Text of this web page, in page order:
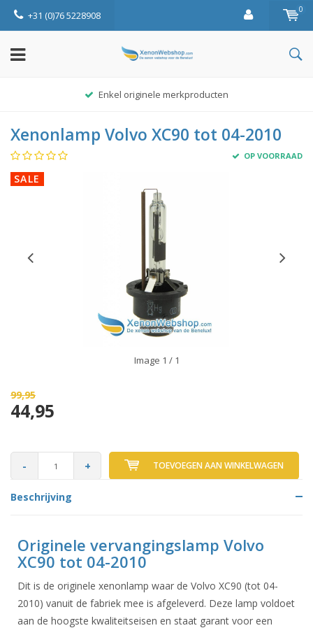
+31 (0)76 5228908 0
Enkel originele merkproducten
Xenonlamp Volvo XC90 tot 04-2010
OP VOORRAAD
SALE
Image 1 / 1
99,95
44,95
- + TOEVOEGEN AAN WINKELWAGEN
Beschrijving
Originele vervangingslamp Volvo
XC90 tot 04-2010
Dit is de originele xenonlamp waar de Volvo XC90 (tot 04-
2010) vanuit de fabriek mee is afgeleverd. Deze lamp voldoet
aan de hoogste kwaliteitseisen en staat garant voor een